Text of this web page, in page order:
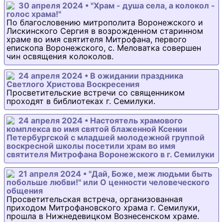
30 апреля 2024 • "Храм - душа села, а колокол -
голос храма!"
По благословению митрополита Воронежского и
Лискинского Сергия в возрожденном старинном
храме во имя святителя Митрофана, первого
епископа Воронежского, с. Меловатка совершен
чин освящения колоколов.
24 апреля 2024 • В ожидании праздника
Светлого Христова Воскресения
Просветительские встречи со священником
проходят в библиотеках г. Семилуки.
24 апреля 2024 • Настоятель храмового
комплекса во имя святой блаженной Ксении
Петербургской с младшей молодежной группой
воскресной школы посетили храм во имя
святителя Митрофана Воронежского в г. Семилуки
21 апреля 2024 • "Дай, Боже, меж людьми быть
побольше любви!" или О ценности человеческого
общения
Просветительская встреча, организованная
приходом Митрофановского храма г. Семилуки,
прошла в Нижнедевицком Вознесенском храме.